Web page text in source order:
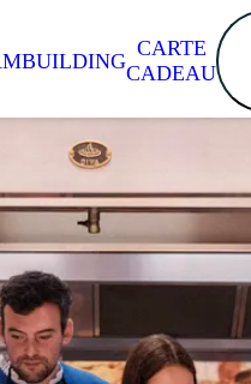
CARTE
CADEAU